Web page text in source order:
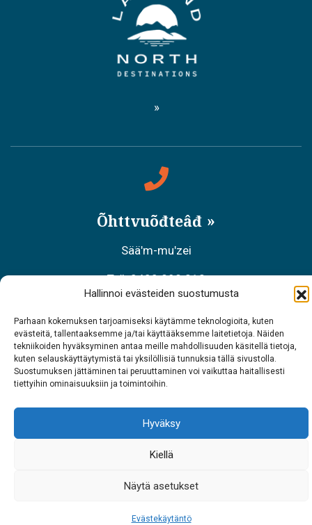
Hallinnoi evästeiden suostumusta
Parhaan kokemuksen tarjoamiseksi käytämme teknologioita, kuten
evästeitä, tallentaaksemme ja/tai käyttääksemme laitetietoja. Näiden
tekniikoiden hyväksyminen antaa meille mahdollisuuden käsitellä tietoja,
kuten selauskäyttäytymistä tai yksilöllisiä tunnuksia tällä sivustolla.
Suostumuksen jättäminen tai peruuttaminen voi vaikuttaa haitallisesti
tiettyihin ominaisuuksiin ja toimintoihin.
Hyväksy
Kiellä
Näytä asetukset
Evästekäytäntö
Õhttvuõđteâđ
Sääʹm-muʹzei
Teʹl. 0400 898 212
Teʹl. 0206 39 7740
Restraant Sarrit
Teʹl. 040 700 6485